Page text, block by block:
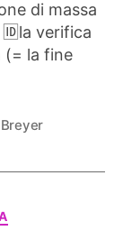
di massa
verifica
(= la fine